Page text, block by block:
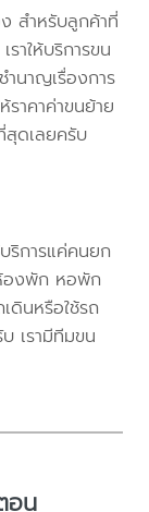
สำหรับลูกค้าที่
าให้บริการขน
นาญเรื่องการ
ราคาค่าขนย้าย
สุดเลยครับ
ริการแค่คนยก
องพัก หอพัก
ดินหรือใช้รถ
บ เรามีทีมขน
อน